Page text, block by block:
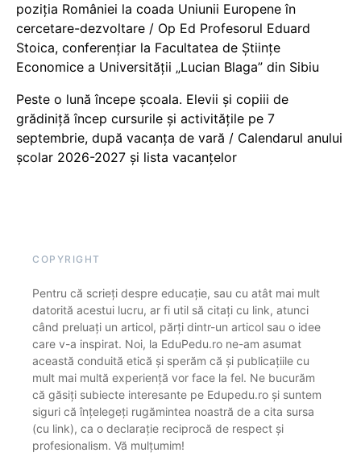
poziția României la coada Uniunii Europene în
cercetare-dezvoltare / Op Ed Profesorul Eduard
Stoica, conferențiar la Facultatea de Științe
Economice a Universității „Lucian Blaga” din Sibiu
Peste o lună începe școala. Elevii și copiii de
grădiniță încep cursurile și activitățile pe 7
septembrie, după vacanța de vară / Calendarul anului
școlar 2026-2027 și lista vacanțelor
COPYRIGHT
Pentru că scrieți despre educație, sau cu atât mai mult
datorită acestui lucru, ar fi util să citați cu link, atunci
când preluați un articol, părți dintr-un articol sau o idee
care v-a inspirat. Noi, la EduPedu.ro ne-am asumat
această conduită etică și sperăm că și publicațiile cu
mult mai multă experiență vor face la fel. Ne bucurăm
că găsiți subiecte interesante pe Edupedu.ro și suntem
siguri că înțelegeți rugămintea noastră de a cita sursa
(cu link), ca o declarație reciprocă de respect și
profesionalism. Vă mulțumim!